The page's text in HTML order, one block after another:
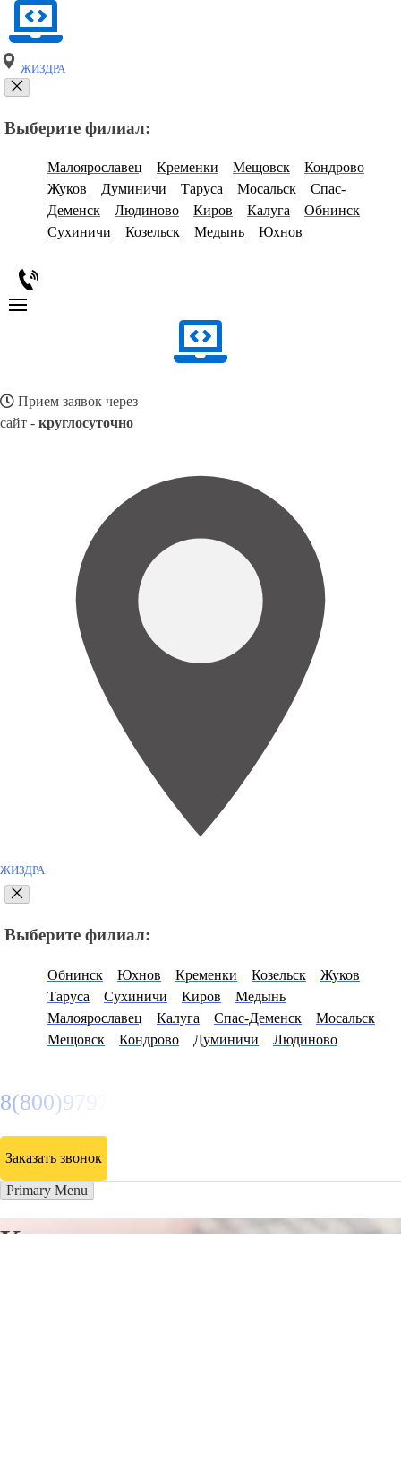
ЖИЗДРА
Выберите филиал:
Малоярославец Кременки Мещовск
Кондрово
Жуков
Думиничи Таруса Мосальск
Спас-
Деменск
Людиново Киров Калуга
Обнинск
Сухиничи
Козельск Медынь Юхнов
Прием заявок через
сайт - круглосуточно
ЖИЗДРА
Выберите филиал:
Обнинск Юхнов Кременки Козельск
Жуков
Таруса
Сухиничи Киров
Медынь
Малоярославец
Калуга Спас-Деменск
Мосальск
Мещовск
Кондрово Думиничи Людиново
8(800)9797043
Заказать звонок
Primary Menu
Курсы программирования в